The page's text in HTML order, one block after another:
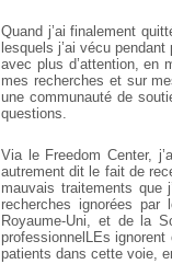
Quand j’ai finalement
lesquels j’ai vécu
avec plus d’attention, en
mes recherches et sur
une communauté de
questions.
Via le Freedom Center,
autrement dit le fait de
mauvais traitements que
recherches ignorées
Royaume-Uni, et de la
professionnelLEs
patients dans cette voie,